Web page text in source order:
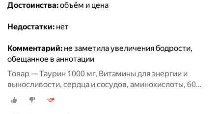
Достоинства:объём и цена
Недостатки: нет
Комментарий: не заметила увеличения бодрости,
обещанное в аннотации
Товар — Таурин 1000 мг, Витамины для энергии и
выносливости, сердца и сосудов, аминокислоты, 60
капсул / MedCraft